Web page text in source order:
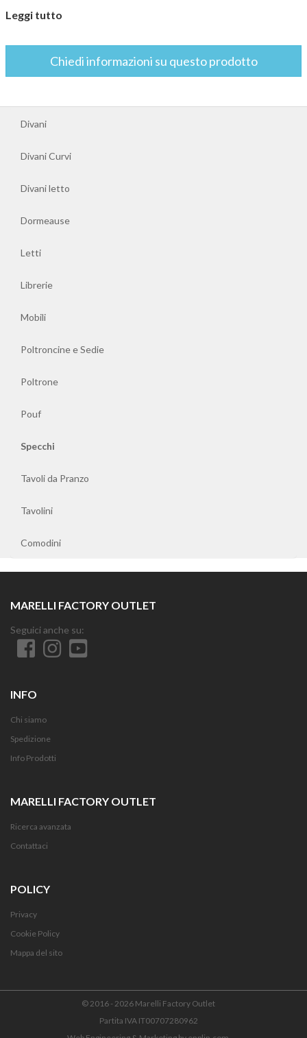
Pouf
Specchi
Pranzo
Tavolini
Comodini
Leggi tutto
Chiedi informazioni su questo prodotto
Divani
Divani Curvi
Divani letto
Dormeause
Letti
Librerie
Mobili
Poltroncine e Sedie
Poltrone
Pouf
Specchi
Tavoli da Pranzo
Tavolini
Comodini
MARELLI FACTORY OUTLET
Seguici anche su:
INFO
Chi siamo
Spedizione
Info Prodotti
MARELLI FACTORY OUTLET
Ricerca avanzata
Contattaci
POLICY
Privacy
Cookie Policy
Mappa del sito
© 2016 - 2026 Marelli Factory Outlet
Partita IVA IT00707280962